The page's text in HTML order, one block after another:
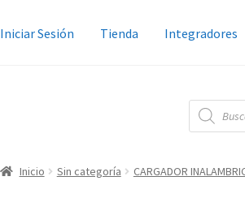
Iniciar Sesión Tienda Integradores
Búsqueda
de
productos
Inicio Sin categoría CARGADOR